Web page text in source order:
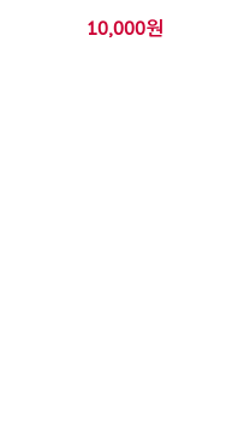
10,000원